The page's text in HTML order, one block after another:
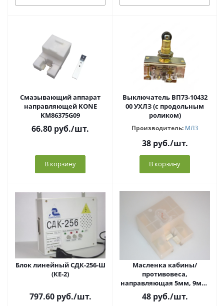
Cмазывающий аппарат
направляющей KONE
KM86375G09
66.80 руб./шт.
В корзину
Выключатель ВП73-10432
00 УХЛЗ (с продольным
роликом)
Производитель: МЛЗ
38руб./шт.
В корзину
Блок линейный СДК-256-Ш
(КЕ-2)
797.60руб./шт.
Масленка кабины/
противовеса,
направляющая 5мм, 9мм,
16мм (крепление под
винт)
48руб./шт.